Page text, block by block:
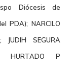
Diócesis de
PDA);NARCILO
SEGURA
HURTADO P